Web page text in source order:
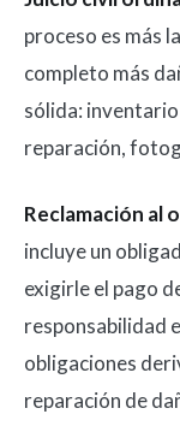
proceso es más
completo más
sólida:
reparación,
Reclamación al
incluye un
exigirle el pago
responsabilidad
obligaciones
reparación de